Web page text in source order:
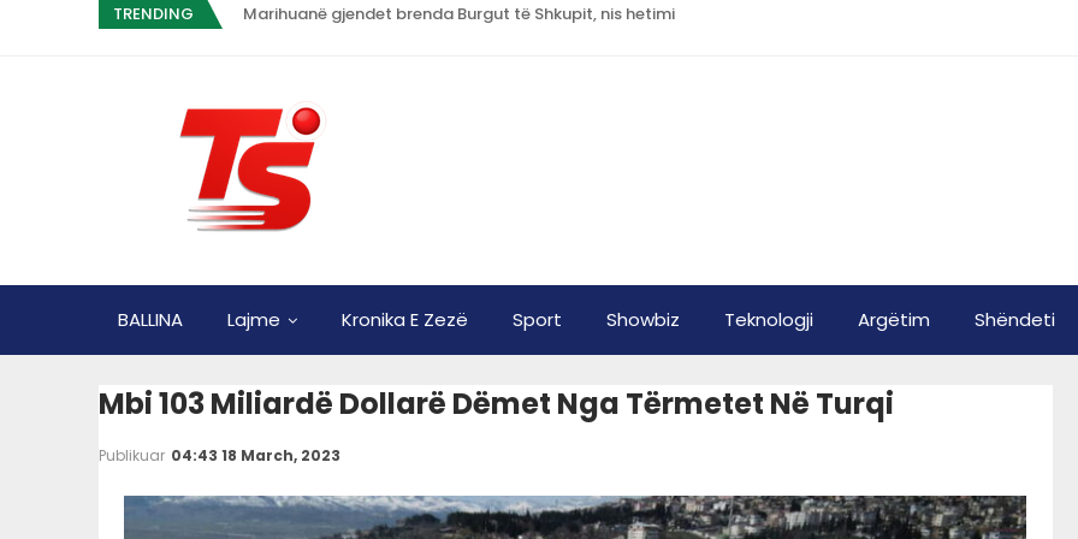
TRENDING Marihuanë gjendet brenda Burgut të Shkupit, nis hetimi
BALLINA Lajme Kronika E Zezë Sport Showbiz Teknologji Argëtim Shëndeti
Mbi 103 Miliardë Dollarë Dëmet Nga Tërmetet Në Turqi
Publikuar 04:43 18 March, 2023